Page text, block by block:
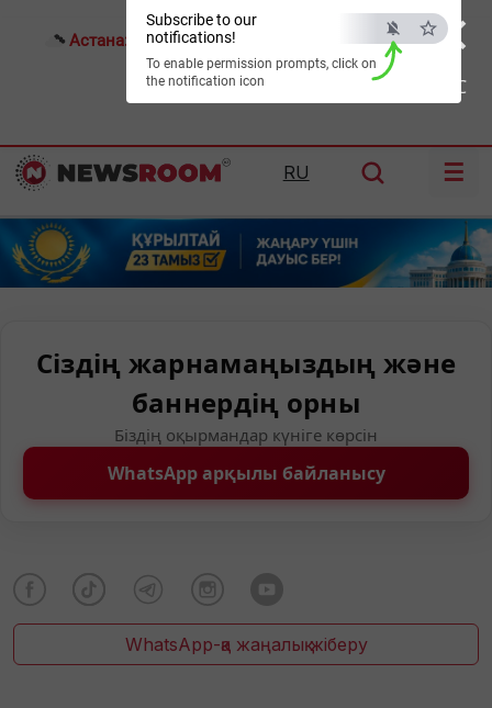
×
ESC
Subscribe to our
notifications!
To enable permission prompts, click on
the notification icon
Астана: 23°C Алматы: Шымкент:35°C
RU ☰
Сіздің жарнамаңыздың және
баннердің орны
Біздің оқырмандар күніге көрсін
WhatsApp арқылы байланысу
WhatsApp-қа жаңалық жіберу